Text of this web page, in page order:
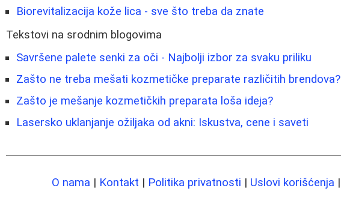
Biorevitalizacija kože lica - sve što treba da znate
Tekstovi na srodnim blogovima
Savršene palete senki za oči - Najbolji izbor za svaku priliku
Zašto ne treba mešati kozmetičke preparate različitih brendova?
Zašto je mešanje kozmetičkih preparata loša ideja?
Lasersko uklanjanje ožiljaka od akni: Iskustva, cene i saveti
O nama | Kontakt | Politika privatnosti | Uslovi korišćenja |